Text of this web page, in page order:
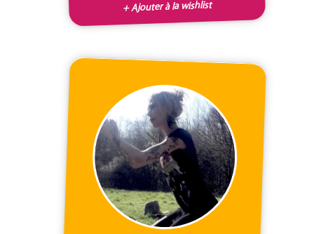
+ Ajouter à la wishlist